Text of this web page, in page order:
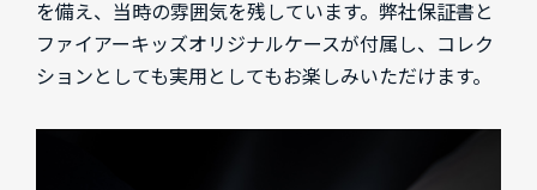
を備え、当時の雰囲気を残しています。弊社保証書と
ファイアーキッズオリジナルケースが付属し、コレク
ションとしても実用としてもお楽しみいただけます。